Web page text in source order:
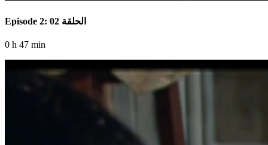
Episode 2: الحلقة 02
0 h 47 min